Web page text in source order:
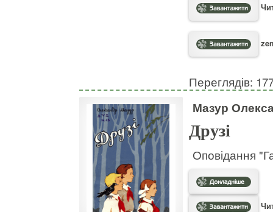
Переглядів:
Мазур
Друзі
Оповідання